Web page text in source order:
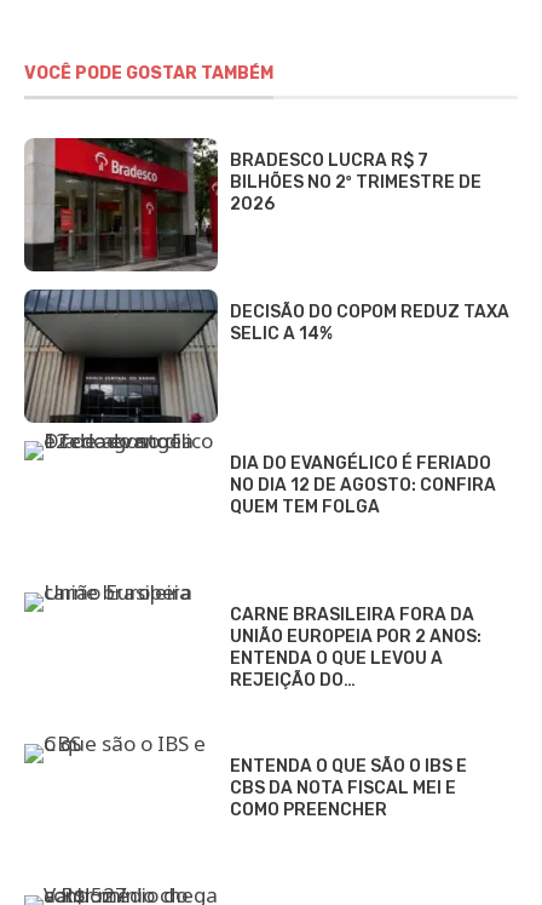
VOCÊ PODE GOSTAR TAMBÉM
BRADESCO LUCRA R$ 7
BILHÕES NO 2º TRIMESTRE DE
2026
DECISÃO DO COPOM REDUZ TAXA
SELIC A 14%
DIA DO EVANGÉLICO É FERIADO
NO DIA 12 DE AGOSTO: CONFIRA
QUEM TEM FOLGA
CARNE BRASILEIRA FORA DA
UNIÃO EUROPEIA POR 2 ANOS:
ENTENDA O QUE LEVOU A
REJEIÇÃO DO…
ENTENDA O QUE SÃO O IBS E
CBS DA NOTA FISCAL MEI E
COMO PREENCHER